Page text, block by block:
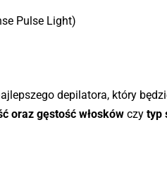
Pulse Light)
depilatora, który
oraz gęstość włosków czytyp